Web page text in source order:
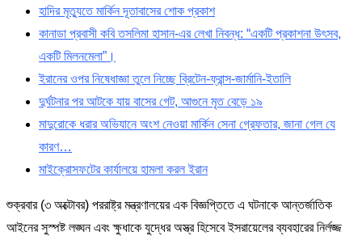
হাদির মৃত্যুতে মা‌র্কিন দূতাবাসের শোক প্রকাশ
কানাডা প্রবাসী কবি তসলিমা হাসান-এর লেখা নিবন্ধ: “একটি প্রকাশনা উৎসব,
একটি মিলনমেলা”।
ইরানের ওপর নিষেধাজ্ঞা তুলে নিচ্ছে ব্রিটেন-ফ্রান্স-জার্মানি-ইতালি
দুর্ঘটনার পর আটকে যায় বাসের গেট, আগুনে মৃত বেড়ে ১৯
মাদুরোকে ধরার অভিযানে অংশ নেওয়া মার্কিন সেনা গ্রেফতার, জানা গেল যে
কারণ…
মাইক্রোসফটের কার্যালয়ে হামলা করল ইরান
শুক্রবার (৩ অক্টোবর) পররাষ্ট্র মন্ত্রণালয়ের এক বিজ্ঞপ্তিতে এ ঘটনাকে আন্তর্জাতিক
আইনের সুস্পষ্ট লঙ্ঘন এবং ক্ষুধাকে যুদ্ধের অস্ত্র হিসেবে ইসরায়েলের ব্যবহারের নির্লজ্জ